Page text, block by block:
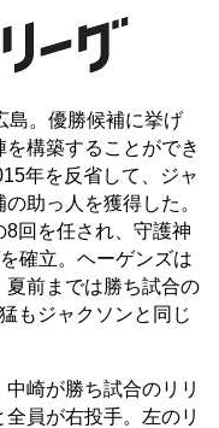
。優勝候補に挙げ
構築することができ
年を反省して、ジャ
助っ人を獲得した。
回を任され、守護神
確立。ヘーゲンズは
夏前までは勝ち試合の
もジャクソンと同じ
崎が勝ち試合のリリ
員が右投手。左のリ